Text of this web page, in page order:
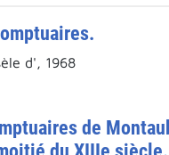
d', 1968
de